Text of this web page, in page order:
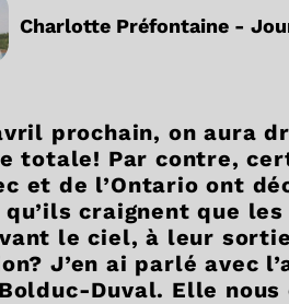
Charlotte Préfontaine -
prochain, on aura
totale! Par contre,
et de l’Ontario ont
qu’ils craignent que
le ciel, à leur
J’en ai parlé avec
Duval. Elle